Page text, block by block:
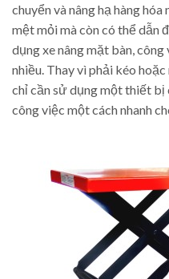
chuyển và nâng hạ hàng
mệt mỏi mà còn có thể dẫn
dụng xe nâng mặt bàn,
nhiều. Thay vì phải kéo hoặc
chỉ cần sử dụng một thiết bị
công việc một cách nhanh